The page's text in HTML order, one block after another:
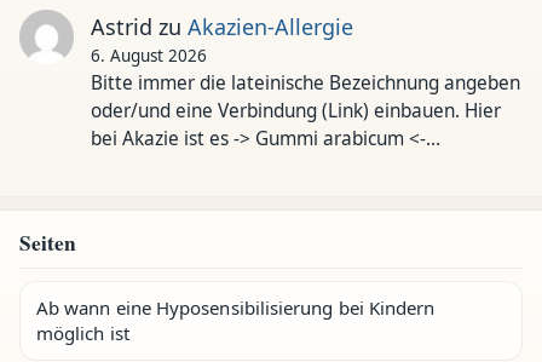
Astrid zu Akazien-Allergie
6. August 2026
Bitte immer die lateinische Bezeichnung angeben
oder/und eine Verbindung (Link) einbauen. Hier
bei Akazie ist es -> Gummi arabicum <-…
Seiten
Ab wann eine Hyposensibilisierung bei Kindern
möglich ist